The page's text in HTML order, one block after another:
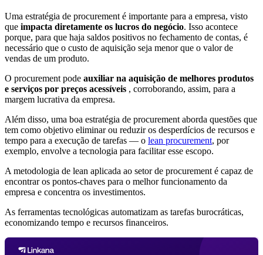
Uma estratégia de procurement é importante para a empresa, visto
que impacta diretamente os lucros do negócio. Isso acontece
porque, para que haja saldos positivos no fechamento de contas, é
necessário que o custo de aquisição seja menor que o valor de
vendas de um produto.
O procurement pode auxiliar na aquisição de melhores produtos
e serviços por preços acessíveis , corroborando, assim, para a
margem lucrativa da empresa.
Além disso, uma boa estratégia de procurement aborda questões que
tem como objetivo eliminar ou reduzir os desperdícios de recursos e
tempo para a execução de tarefas — o lean procurement, por
exemplo, envolve a tecnologia para facilitar esse escopo.
A metodologia de lean aplicada ao setor de procurement é capaz de
encontrar os pontos-chaves para o melhor funcionamento da
empresa e concentra os investimentos.
As ferramentas tecnológicas automatizam as tarefas burocráticas,
economizando tempo e recursos financeiros.